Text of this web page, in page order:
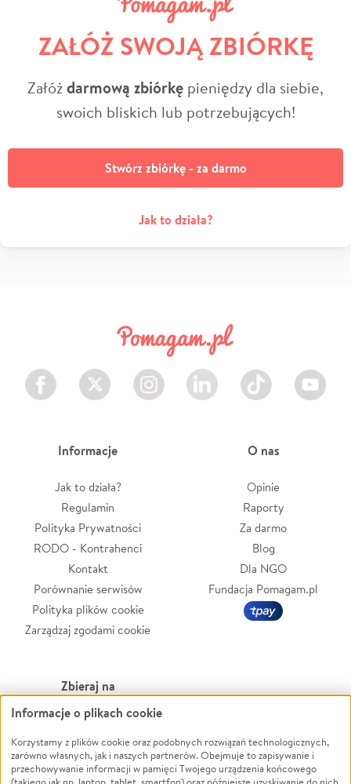
ZAŁÓŻ SWOJĄ ZBIÓRKĘ
Załóżdarmową zbiórkę pieniędzy dla siebie,
swoich bliskich lub potrzebujących!
Stwórz zbiórkę - za darmo
Jak to działa?
Facebook Twitter Instagram LinkedIn TikTok Youtube
Informacje
Jak to działa?
Regulamin
Polityka Prywatności
RODO - Kontrahenci
Kontakt
Porównanie serwisów
Polityka plików cookie
Zarządzaj zgodami cookie
O nas
Opinie
Raporty
Za darmo
Blog
Dla NGO
Fundacja Pomagam.pl
Zbieraj na
Leczenie
Zwierzęta
Pożar
Powódź
Wichura
Informacje o plikach cookie
Korzystamy z plików cookie oraz podobnych rozwiązań technologicznych,
zarówno własnych, jak i naszych partnerów. Obejmuje to zapisywanie i
przechowywanie informacji w pamięci Twojego urządzenia końcowego